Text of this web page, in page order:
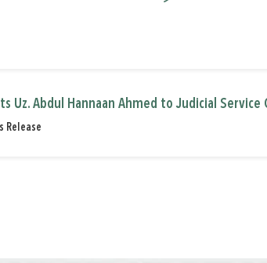
Uz. Abdul Hannaan Ahmed to Judicial Service
Release